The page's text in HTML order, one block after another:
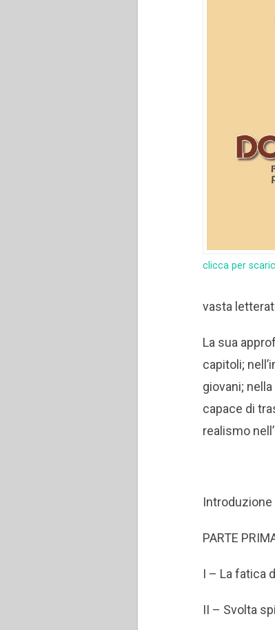
clicca per
vasta
La sua
capitoli;
giovani;
capace di
realismo
Introduzione
PARTE
I – La fatica
II – Svolta